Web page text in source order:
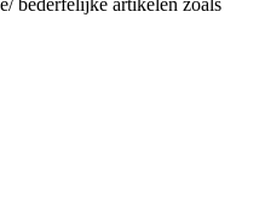
bederfelijke artikelen zoals